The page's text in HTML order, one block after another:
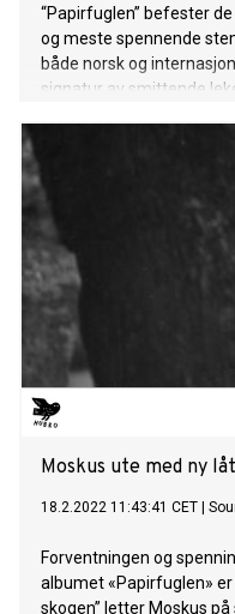
“Papirfuglen” befester
og meste spennende
både norsk og
signatur av smittende
Moskus ute med ny
18.2.2022 11:43:41 CET
Forventningen og
albumet «Papirfuglen» er
skogen” letter Moskus